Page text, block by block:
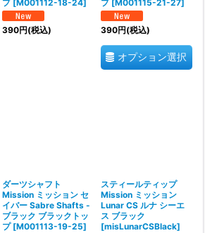
プ [M001112-18-24]
390円(税込)
プ [M001115-21-27]
390円(税込)
オプション選択
ダーツシャフト
Mission ミッション セ
イバー Sabre Shafts -
ブラック ブラックトッ
プ [M001113-19-25]
スティールティップ
Mission ミッション
Lunar CS ルナ シーエ
ス ブラック
[misLunarCSBlack]